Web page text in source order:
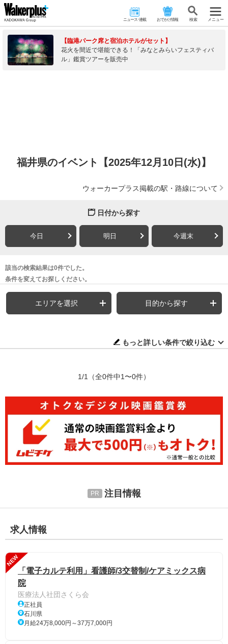
ニュース･連載 おでかけ情報 検 索 メニュー
【臨港パーク席と宿泊ホテルがセット】
花火を間近で堪能できる！「みなとみらいフェスティバ
ル」鑑賞ツアーを販売中
福井県のイベント【2025年12月10日(水)】
ウォーカープラス掲載の駅・路線について
日付から探す
今日 明日 今週末
該当の検索結果は0件でした。
条件を変えてお探しください。
エリアを選択 目的から探す
もっと詳しい条件で絞り込む
1/1 （全0件中1〜0件）
注目情報
求人情報
NEW
「電子カルテ利用」看護師/3交替制/ケアミックス病
院
医療法人社団さくら会
正社員
石川県
月給24万8,000円～37万7,000円